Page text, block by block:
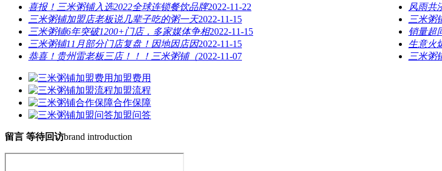
喜报！三米粥铺入选2022全球连锁餐饮品牌2022-11-22 风雨共
三米粥铺加盟店老板说几辈子吃的粥一天2022-11-15 三米粥
三米粥铺6年突破1200+门店，多家媒体争相2022-11-15 销量超
三米粥铺11月部分门店复盘！因地因店因2022-11-15 生意火
恭喜！贵州雷老板三店！！！三米粥铺（2022-11-07 三米粥
加盟费用
加盟流程
合作保障
加盟问答
留言 等待回访brand introduction